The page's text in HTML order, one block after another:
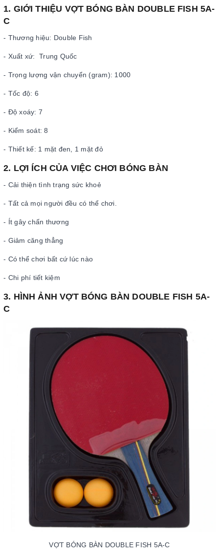
1. GIỚI THIỆU VỢT BÓNG BÀN DOUBLE FISH 5A-
C
- Thương hiệu: Double Fish
- Xuất xứ: Trung Quốc
- Trọng lượng vận chuyển (gram): 1000
- Tốc độ: 6
- Độ xoáy: 7
- Kiểm soát: 8
- Thiết kế: 1 mặt đen, 1 mặt đỏ
2. LỢI ÍCH CỦA VIỆC CHƠI BÓNG BÀN
- Cải thiện tình trạng sức khoẻ
- Tất cả mọi người đều có thể chơi.
- Ít gây chấn thương
- Giảm căng thẳng
- Có thể chơi bất cứ lúc nào
- Chi phí tiết kiệm
3. HÌNH ẢNH VỢT BÓNG BÀN DOUBLE FISH 5A-
C
VỢT BÓNG BÀN DOUBLE FISH 5A-C